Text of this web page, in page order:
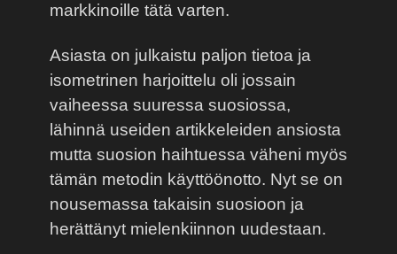
markkinoille tätä varten.
Asiasta on julkaistu paljon tietoa ja
isometrinen harjoittelu oli jossain
vaiheessa suuressa suosiossa,
lähinnä useiden artikkeleiden ansiosta
mutta suosion haihtuessa väheni myös
tämän metodin käyttöönotto. Nyt se on
nousemassa takaisin suosioon ja
herättänyt mielenkiinnon uudestaan.